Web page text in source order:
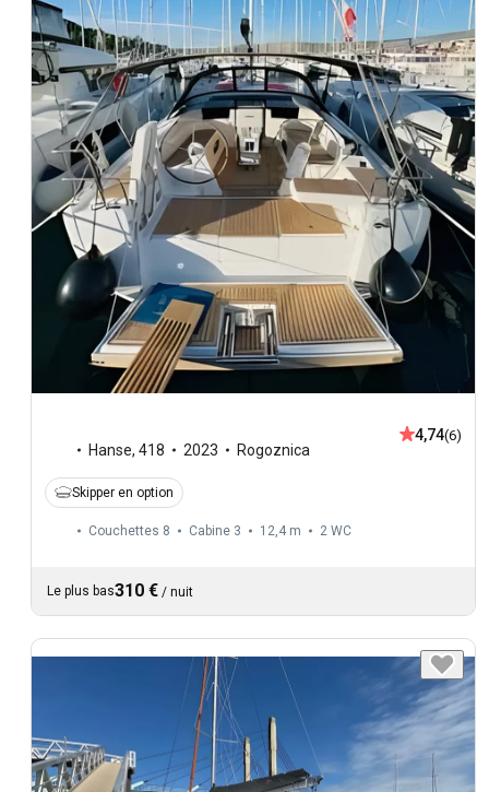
Hanse, 418 2023 Rogoznica
4,74(6)
Skipper en option
Couchettes 8 Cabine 3 12,4 m 2 WC
Le plus bas310 € / nuit